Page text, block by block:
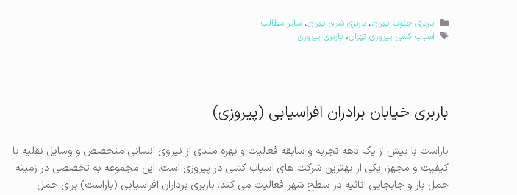
دسته‌ها
باربری جنوب تهران، باربری شرق تهران،سایر مطالب
برچسب‌ها
اسباب کشی پیروزی تهران، باربری پیروزی
باربری خیابان برادران افراسیابی (پیروزی)
باراست با بیش از یک دهه تجربه و سابقه فعالیت و بهره مندی از نیروی انسانی متخصص و وسایل نقلیه با
کیفیت و مجهز، یکی از بهترین شرکت های اسباب کشی در پیروزی است. این مجموعه به تخصصی در زمینه
حمل بار و جابجایی اثاثیه در سطح شهر فعالیت می کند. باربری برداران افراسیابی (باراست) برای حمل